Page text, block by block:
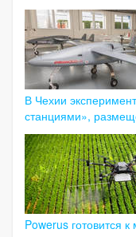
В Чехии
станциями»,
Powerus готовится